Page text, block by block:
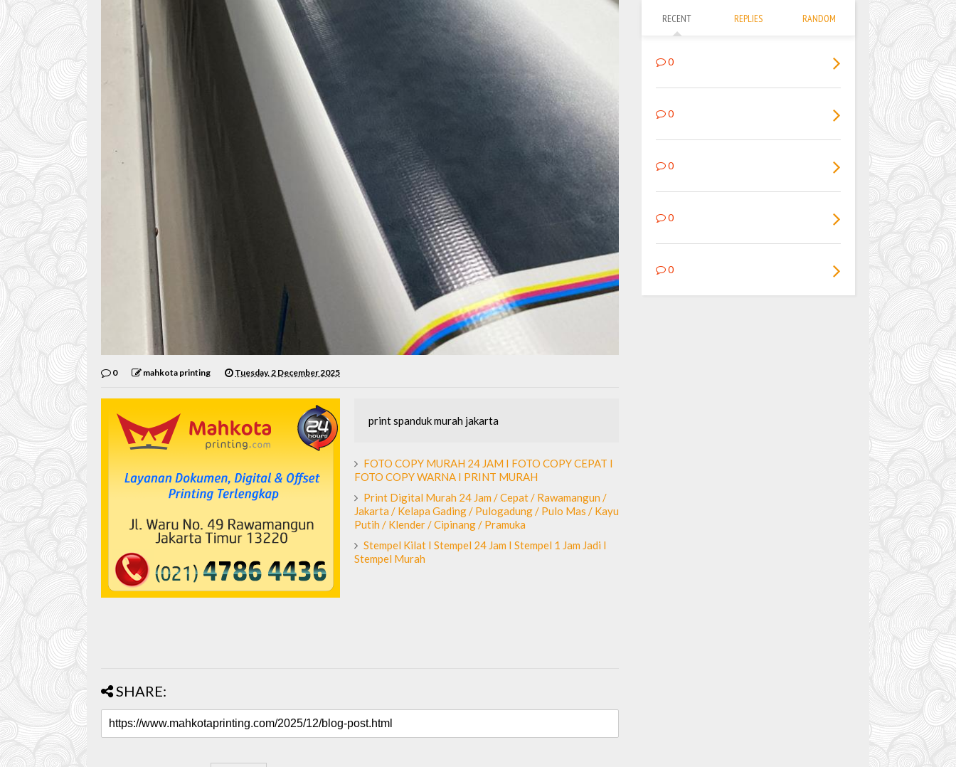
0 mahkota printing Tuesday, 2 December 2025
print spanduk murah jakarta
FOTO COPY MURAH 24 JAM I FOTO COPY CEPAT I
FOTO COPY WARNA I PRINT MURAH
Print Digital Murah 24 Jam / Cepat / Rawamangun /
Jakarta / Kelapa Gading / Pulogadung / Pulo Mas / Kayu
Putih / Klender / Cipinang / Pramuka
Stempel Kilat I Stempel 24 Jam I Stempel 1 Jam Jadi I
Stempel Murah
SHARE:
RECENT REPLIES RANDOM
0
0
0
0
0